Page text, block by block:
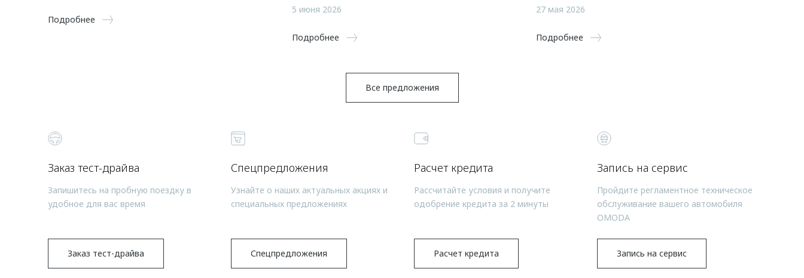
Подробнее
5 июня 2026
Подробнее
27 мая 2026
Подробнее
Все предложения
Заказ тест-драйва
Запишитесь на пробную поездку в
удобное для вас время
Заказ тест-драйва
Спецпредложения
Узнайте о наших актуальных акциях и
специальных предложениях
Спецпредложения
Расчет кредита
Рассчитайте условия и получите
одобрение кредита за 2 минуты
Расчет кредита
Запись на сервис
Пройдите регламентное техническое
обслуживание вашего автомобиля
OMODA
Запись на сервис